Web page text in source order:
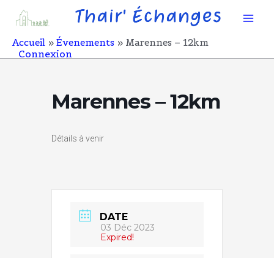
contenu
Accueil Évenements Marennes – 12km
Connexion
Marennes – 12km
Détails à venir
DATE
03 Déc 2023
Expired!